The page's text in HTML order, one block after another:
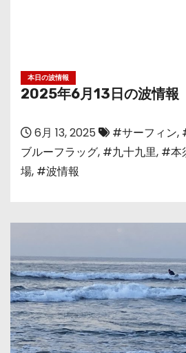
本日の波情報
2025年6月13日の波情報
6月 13, 2025 #サーフィン,
ブルーフラッグ, #九十九里, #本
場, #波情報